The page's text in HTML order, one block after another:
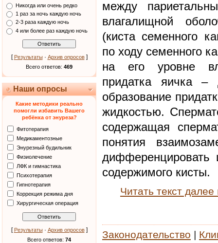
Никогда или очень редко
1 раз за ночь каждую ночь
2-3 раза каждую ночь
4 или более раз каждую ночь
[ Результаты· Архив опросов]
Всего ответов: 469
Наши опросы
Какие методики реально
помогли избавить Вашего
ребёнка от энуреза?
Фитотерапия
Медикаментозные
Энурезный будильник
Физиолечение
ЛФК и гимнастика
Психотерапия
Гипнотерапия
Коррекция режима дня
Хирургическая операция
[ Результаты· Архив опросов]
Всего ответов: 74
между
влагалищной
(киста семенного
по ходу семенного
на его уровне
придатка яичка –
образование
жидкостью.
содержащая
понятия
дифференцировать
содержимого кисты.
Читать текст
Законодательство |